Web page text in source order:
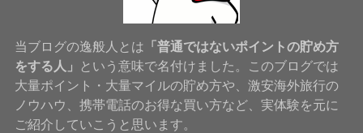
当ブログの逸般人とは 「普通ではないポイントの貯め方
をする人」
という意味で名付けました。このブログでは
大量ポイント・大量マイルの貯め方や、激安海外旅行の
ノウハウ、携帯電話のお得な買い方など、実体験を元に
ご紹介していこうと思います。